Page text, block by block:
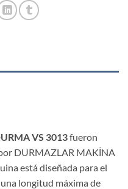
VS 3013fueron
DURMAZLAR MAKİNA
está diseñada para el
longitud máxima de